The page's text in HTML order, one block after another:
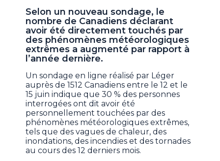
Selon un nouveau sondage, le
nombre de Canadiens déclarant
avoir été directement touchés par
des phénomènes météorologiques
extrêmes a augmenté par rapport à
l’année dernière.
Un sondage en ligne réalisé par Léger
auprès de 1512 Canadiens entre le 12 et le
15 juin indique que 30 % des personnes
interrogées ont dit avoir été
personnellement touchées par des
phénomènes météorologiques extrêmes,
tels que des vagues de chaleur, des
inondations, des incendies et des tornades
au cours des 12 derniers mois.